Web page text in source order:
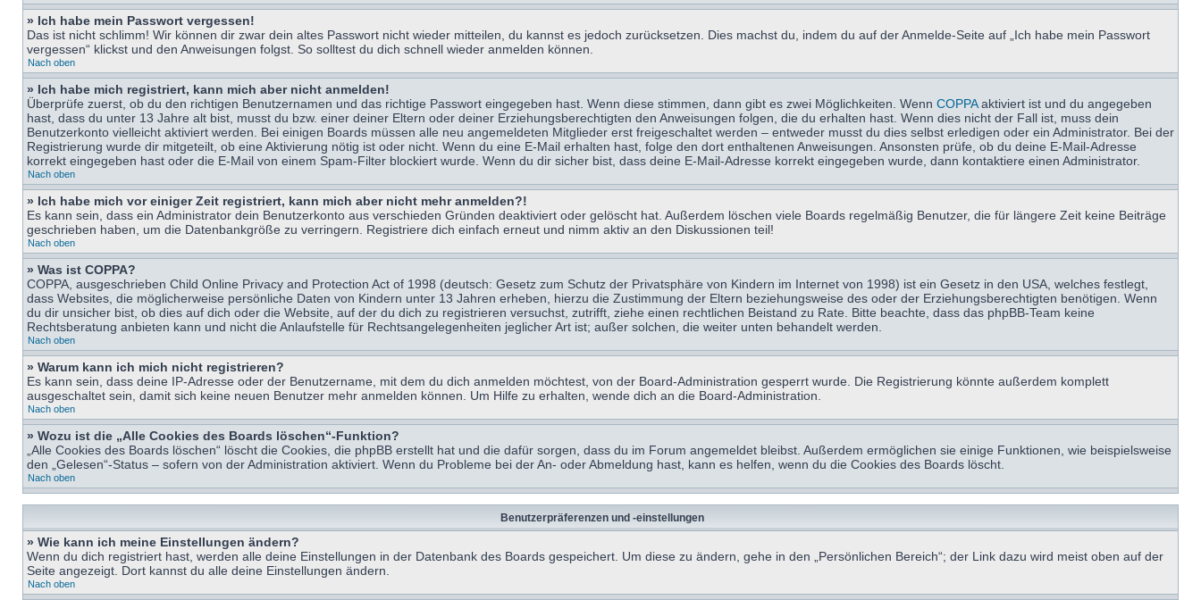
» Ich habe mein Passwort vergessen!
Das ist nicht schlimm! Wir können dir zwar dein altes Passwort nicht wieder mitteilen, du kannst es jedoch zurücksetzen. Dies machst du, indem du auf der Anmelde-Seite auf „Ich habe mein Passwort
vergessen“ klickst und den Anweisungen folgst. So solltest du dich schnell wieder anmelden können.
Nach oben
» Ich habe mich registriert, kann mich aber nicht anmelden!
Überprüfe zuerst, ob du den richtigen Benutzernamen und das richtige Passwort eingegeben hast. Wenn diese stimmen, dann gibt es zwei Möglichkeiten. Wenn COPPAaktiviert ist und du angegeben
hast, dass du unter 13 Jahre alt bist, musst du bzw. einer deiner Eltern oder deiner Erziehungsberechtigten den Anweisungen folgen, die du erhalten hast. Wenn dies nicht der Fall ist, muss dein
Benutzerkonto vielleicht aktiviert werden. Bei einigen Boards müssen alle neu angemeldeten Mitglieder erst freigeschaltet werden – entweder musst du dies selbst erledigen oder ein Administrator. Bei der
Registrierung wurde dir mitgeteilt, ob eine Aktivierung nötig ist oder nicht. Wenn du eine E-Mail erhalten hast, folge den dort enthaltenen Anweisungen. Ansonsten prüfe, ob du deine E-Mail-Adresse
korrekt eingegeben hast oder die E-Mail von einem Spam-Filter blockiert wurde. Wenn du dir sicher bist, dass deine E-Mail-Adresse korrekt eingegeben wurde, dann kontaktiere einen Administrator.
Nach oben
» Ich habe mich vor einiger Zeit registriert, kann mich aber nicht mehr anmelden?!
Es kann sein, dass ein Administrator dein Benutzerkonto aus verschieden Gründen deaktiviert oder gelöscht hat. Außerdem löschen viele Boards regelmäßig Benutzer, die für längere Zeit keine Beiträge
geschrieben haben, um die Datenbankgröße zu verringern. Registriere dich einfach erneut und nimm aktiv an den Diskussionen teil!
Nach oben
» Was ist COPPA?
COPPA, ausgeschrieben Child Online Privacy and Protection Act of 1998 (deutsch: Gesetz zum Schutz der Privatsphäre von Kindern im Internet von 1998) ist ein Gesetz in den USA, welches festlegt,
dass Websites, die möglicherweise persönliche Daten von Kindern unter 13 Jahren erheben, hierzu die Zustimmung der Eltern beziehungsweise des oder der Erziehungsberechtigten benötigen. Wenn
du dir unsicher bist, ob dies auf dich oder die Website, auf der du dich zu registrieren versuchst, zutrifft, ziehe einen rechtlichen Beistand zu Rate. Bitte beachte, dass das phpBB-Team keine
Rechtsberatung anbieten kann und nicht die Anlaufstelle für Rechtsangelegenheiten jeglicher Art ist; außer solchen, die weiter unten behandelt werden.
Nach oben
» Warum kann ich mich nicht registrieren?
Es kann sein, dass deine IP-Adresse oder der Benutzername, mit dem du dich anmelden möchtest, von der Board-Administration gesperrt wurde. Die Registrierung könnte außerdem komplett
ausgeschaltet sein, damit sich keine neuen Benutzer mehr anmelden können. Um Hilfe zu erhalten, wende dich an die Board-Administration.
Nach oben
» Wozu ist die „Alle Cookies des Boards löschen“-Funktion?
„Alle Cookies des Boards löschen“ löscht die Cookies, die phpBB erstellt hat und die dafür sorgen, dass du im Forum angemeldet bleibst. Außerdem ermöglichen sie einige Funktionen, wie beispielsweise
den „Gelesen“-Status – sofern von der Administration aktiviert. Wenn du Probleme bei der An- oder Abmeldung hast, kann es helfen, wenn du die Cookies des Boards löscht.
Nach oben
Benutzerpräferenzen und -einstellungen
» Wie kann ich meine Einstellungen ändern?
Wenn du dich registriert hast, werden alle deine Einstellungen in der Datenbank des Boards gespeichert. Um diese zu ändern, gehe in den „Persönlichen Bereich“; der Link dazu wird meist oben auf der
Seite angezeigt. Dort kannst du alle deine Einstellungen ändern.
Nach oben